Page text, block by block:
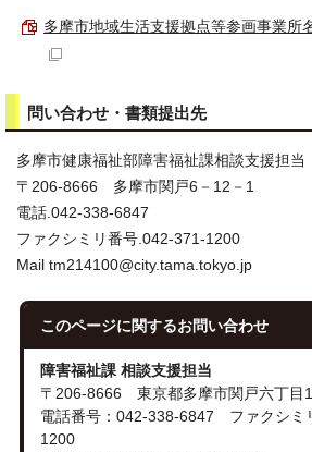
多摩市地域生活支援拠点等参画事業所
問い合わせ・書類提出先
多摩市健康福祉部障害福祉課相談支援担当
〒206-8666 多摩市関戸6－12－1
電話.042-338-6847
ファクシミリ番号.042-371-1200
Mail tm214100@city.tama.tokyo.jp
このページに関するお問い合わせ
障害福祉課 相談支援担当
〒206-8666 東京都多摩市関戸六丁目
電話番号：042-338-6847 ファクシミ
1200